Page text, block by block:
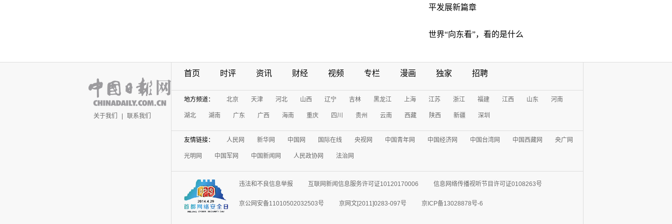
平发展新篇章
世界“向东看”，看的是什么
关于我们 联系我们
首页 时评 资讯 财经 视频 专栏 漫画 独家 招聘
地方频道： 北京 天津 河北 山西 辽宁 吉林 黑龙江 上海 江苏 浙江 福建 江西 山东 河南
湖北 湖南 广东 广西 海南 重庆 四川 贵州 云南 西藏 陕西 新疆 深圳
友情链接： 人民网 新华网 中国网 国际在线 央视网 中国青年网 中国经济网 中国台湾网 中国西藏网 央广网
光明网 中国军网 中国新闻网 人民政协网 法治网
违法和不良信息举报 互联网新闻信息服务许可证10120170006 信息网络传播视听节目许可证0108263号
京公网安备11010502032503号 京网文[2011]0283-097号 京ICP备13028878号-6